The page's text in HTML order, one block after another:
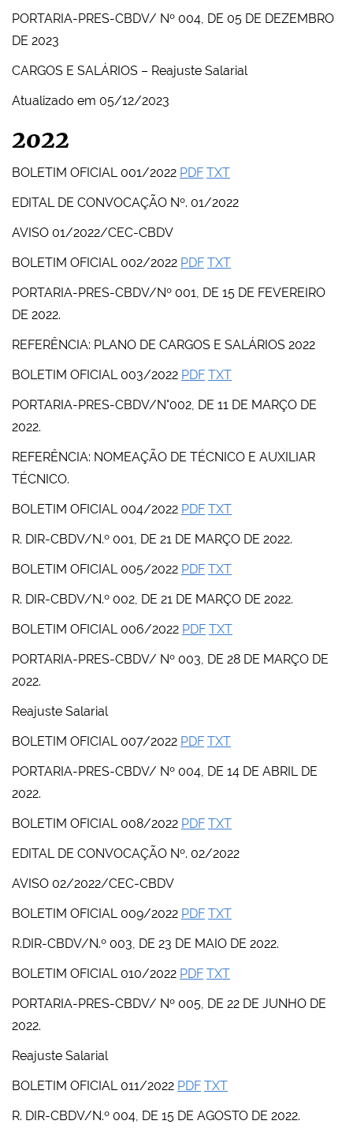
PORTARIA-PRES-CBDV/ Nº 004, DE 05 DE DEZEMBRO
DE 2023
CARGOS E SALÁRIOS – Reajuste Salarial
Atualizado em 05/12/2023
2022
BOLETIM OFICIAL 001/2022 PDF TXT
EDITAL DE CONVOCAÇÃO Nº. 01/2022
AVISO 01/2022/CEC-CBDV
BOLETIM OFICIAL 002/2022 PDF TXT
PORTARIA-PRES-CBDV/Nº 001, DE 15 DE FEVEREIRO
DE 2022.
REFERÊNCIA: PLANO DE CARGOS E SALÁRIOS 2022
BOLETIM OFICIAL 003/2022 PDF TXT
PORTARIA-PRES-CBDV/N°002, DE 11 DE MARÇO DE
2022.
REFERÊNCIA: NOMEAÇÃO DE TÉCNICO E AUXILIAR
TÉCNICO.
BOLETIM OFICIAL 004/2022 PDF TXT
R. DIR-CBDV/N.º 001, DE 21 DE MARÇO DE 2022.
BOLETIM OFICIAL 005/2022 PDF TXT
R. DIR-CBDV/N.º 002, DE 21 DE MARÇO DE 2022.
BOLETIM OFICIAL 006/2022 PDF TXT
PORTARIA-PRES-CBDV/ Nº 003, DE 28 DE MARÇO DE
2022.
Reajuste Salarial
BOLETIM OFICIAL 007/2022 PDF TXT
PORTARIA-PRES-CBDV/ Nº 004, DE 14 DE ABRIL DE
2022.
BOLETIM OFICIAL 008/2022 PDF TXT
EDITAL DE CONVOCAÇÃO Nº. 02/2022
AVISO 02/2022/CEC-CBDV
BOLETIM OFICIAL 009/2022 PDF TXT
R.DIR-CBDV/N.º 003, DE 23 DE MAIO DE 2022.
BOLETIM OFICIAL 010/2022 PDF TXT
PORTARIA-PRES-CBDV/ Nº 005, DE 22 DE JUNHO DE
2022.
Reajuste Salarial
BOLETIM OFICIAL 011/2022 PDF TXT
R. DIR-CBDV/N.º 004, DE 15 DE AGOSTO DE 2022.